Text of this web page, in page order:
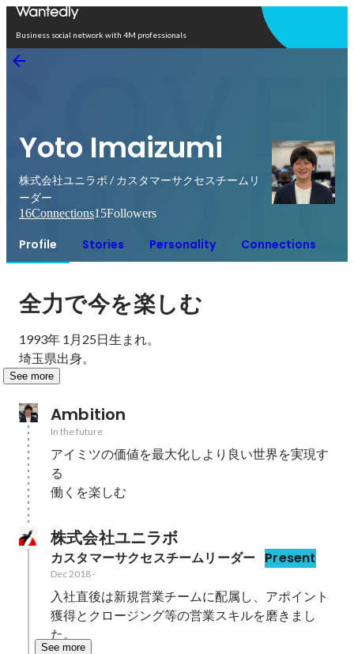
Business social network with 4M professionals
Yoto Imaizumi
株式会社ユニラボ / カスタマーサクセスチームリ
ーダー
16Connections15Followers
Profile Stories Personality Connections
全力で今を楽しむ
1993年 1月25日生まれ。
埼玉県出身。
See more
Ambition
In the future
アイミツの価値を最大化しより良い世界を実現す
る
働くを楽しむ
株式会社ユニラボ
カスタマーサクセスチームリーダー Present
Dec 2018-
入社直後は新規営業チームに配属し、アポイント
獲得とクロージング等の営業スキルを磨きまし
た。
See more